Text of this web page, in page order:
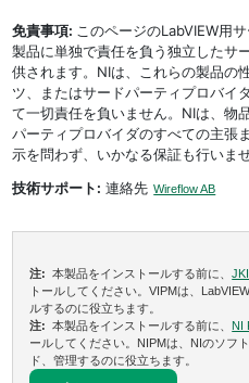
免責事項: このページのLabVIEW用
製品に単独で責任を負う独立したサ
供されます。NIは、これらの製品の
ツ、またはサードパーティプロバイ
て一切責任を負いません。NIは、物
パーティプロバイダのすべての主張
示を問わず、いかなる保証も行いませ
技術サポート: 連絡先 Wireflow AB
注:本製品をインストールする前に、
トールしてください。VIPMは、
ルするのに役立ちます。
注:本製品をインストールする前に、 NI
ールしてください。NIPMは、NIのソフ
ド、管理するのに役立ちます。